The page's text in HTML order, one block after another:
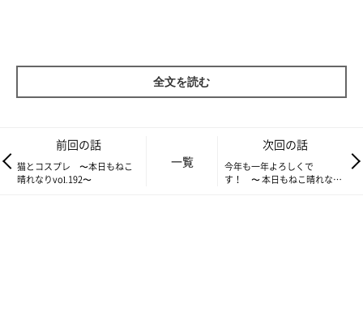
まぁそれはいいんですけども････
夜中、ワタクシが自室にいると、廊下側から
『開けろ！開けろ
ぉ！o(｀Д´*)』という感じで、ドアをバンバン！叩くお方
が････そう、もーちゃんです(・ω・；)
全文を読む
前回の話
猫とコスプレ 〜本日もねこ
晴れなりvol.192〜
一覧
次回の話
今年も一年よろしくで
す！ 〜 本日もねこ晴れなり